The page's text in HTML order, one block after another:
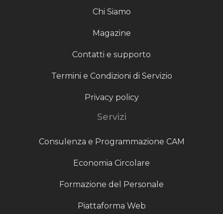
Chi Siamo
Magazine
Contatti e supporto
Termini e Condizioni di Servizio
Privacy policy
Servizi
Consulenza e Programmazione CAM
Economia Circolare
Formazione del Personale
Piattaforma Web